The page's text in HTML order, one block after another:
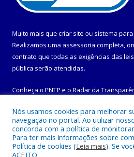
Muito mais que criar site ou sistema
Realizamos uma assessoria completa,
contrato que todas as exigências das
pública serão atendidas.
Conheça o PNTP e o Radar da
Todos os direitos reservados a
Maracanã.
Nós usamos cookies para melhorar
navegação no portal. Ao utilizar
concorda com a política de
Para ter mais informações sobre
Política de cookies (Leia mais). Se
ACEITO.